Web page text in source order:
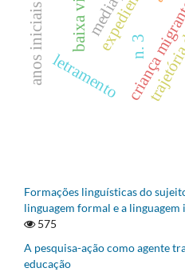
n. 3
expediente
criança
letramento
anos iniciais
Formações linguísticas do
linguagem formal e a
575
A pesquisa-ação como agente
educação